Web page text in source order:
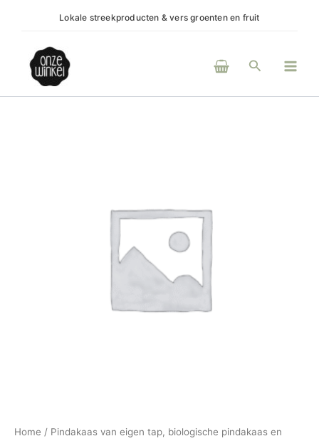
inhoud
Lokale streekproducten & vers groenten en fruit
Zoeken
Home / Pindakaas van eigen tap, biologische pindakaas en